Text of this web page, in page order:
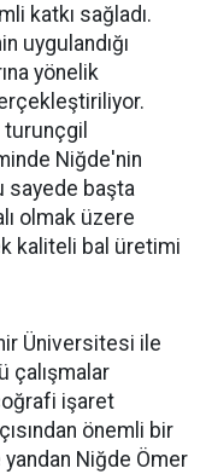
katkı sağladı.
uygulandığı
yönelik
turunçgil
Niğde'nin
sayede başta
olmak üzere
kaliteli bal üretimi
Üniversitesi ile
çalışmalar
işaret
önemli bir
yandan Niğde Ömer